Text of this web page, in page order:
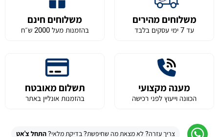
משלוחים מהירים
עד 7 ימי עסקים בלבד
משלוחים חינם
בהזמנות מעל 2000 ש״ח
מענה מקצועי
הכוונה וייעוץ לפני רכישה
תשלום מאובטח
בהזמנות אונליין באתר
צריך עזרה? לא מצאת מה שחיפשת? בדיקת מלאי?התחל צ'אט